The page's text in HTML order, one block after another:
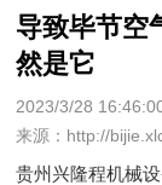
导致毕节空
然是它
2023/3/28
来源：http://
贵州兴隆程机械